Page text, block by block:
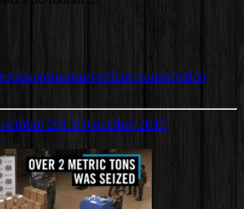
prisonsurveillancetunnelvidéo
201510 octobre 2015